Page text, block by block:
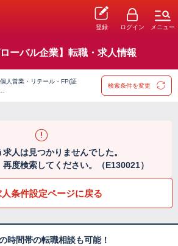
登録 ログイン メニュー
ーバル企業】転職・求人情報
人営業・リテール・FP(証
検索条件を変更
人は見つかりませんでした。
度検索してください。（E130021）
人条件設定ページに戻る
時間帯の転職相談も可能！